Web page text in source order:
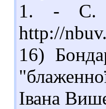
1. - С.
http://
16)
Івана